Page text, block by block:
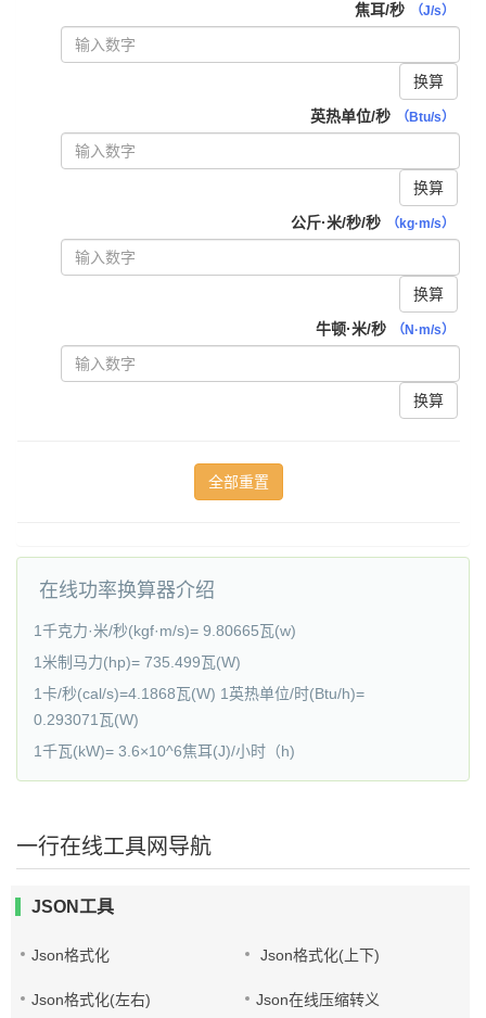
焦耳/秒
（J/s）
换算
英热单位/秒
（Btu/s）
换算
公斤·米/秒/秒
（kg·m/s）
换算
牛顿·米/秒
（N·m/s）
换算
在线功率换算器介绍
1千克力·米/秒(kgf·m/s)= 9.80665瓦(w)
1米制马力(hp)= 735.499瓦(W)
1卡/秒(cal/s)=4.1868瓦(W) 1英热单位/时(Btu/h)=
0.293071瓦(W)
1千瓦(kW)= 3.6×10^6焦耳(J)/小时（h)
一行在线工具网导航
JSON工具
Json格式化 Json格式化(上下)
Json格式化(左右) Json在线压缩转义